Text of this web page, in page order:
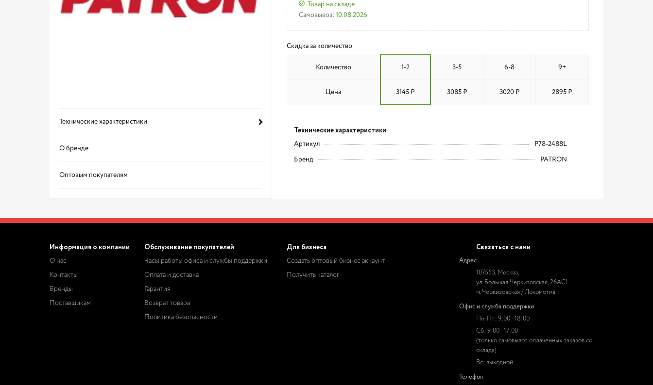
Технические характеристики
О бренде
Оптовым покупателям
Товар на складе
Самовывоз: 10.08.2026
Скидка за количество
Количество 1-2 3-5 6-8 9+
Цена 3145 ₽ 3085 ₽ 3020 ₽ 2895 ₽
Технические характеристики
Артикул P78-2488L
Бренд PATRON
Информация о компании
О нас
Контакты
Бренды
Поставщикам
Обслуживание покупателей
Часы работы офиса и службы поддержки
Оплата и доставка
Гарантия
Возврат товара
Политика безопасности
Для бизнеса
Создать оптовый бизнес аккаунт
Получить каталог
Связаться с нами
Адрес
107553, Москва,
ул. Большая Черкизовская, 26АС1
м. Черкизовская / Локомотив
Офис и служба поддержки
Пн-Пт: 9:00 - 18:00
Сб: 9:00 - 17:00
(только самовывоз оплаченных заказов со
склада)
Вс: выходной
Телефон